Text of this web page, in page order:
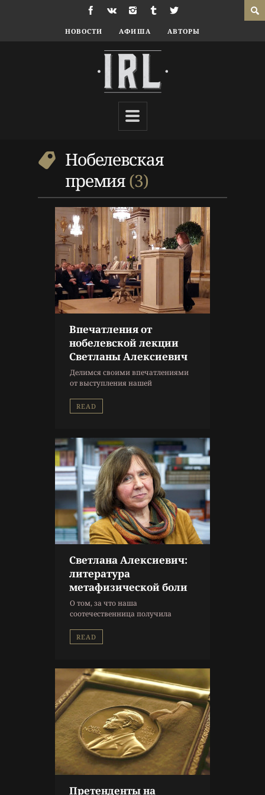
НОВОСТИ АФИША АВТОРЫ
Нобелевская
премия 3
Впечатления от
нобелевской лекции
Светланы Алексиевич
Делимся своими впечатлениями
от выступления нашей
READ
9 г. назад
Литература
Нобелевская премия,
Светлана Алексиевич
Светлана Алексиевич:
литература
метафизической боли
О том, за что наша
соотечественница получила
награду.
READ
Литература
Исмаил Кадаре
Литературный обзор
Нобелевская премия,
Светлана Алексиевич
Претенденты на